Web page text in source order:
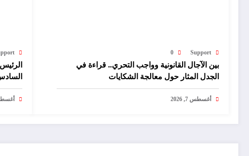
Support
0
بين الآجال القانونية وواجب التحري.. قراءة في
الجدل المثار حول معالجة الشكايات
أغسطس 7, 2026 أغسطس